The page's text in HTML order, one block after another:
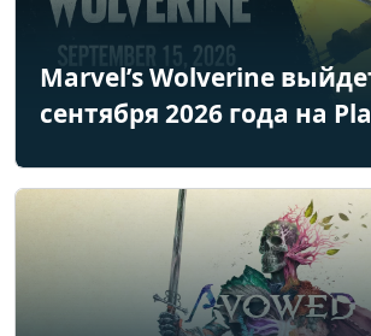
Marvel’s Wolverine
сентября 2026 года на